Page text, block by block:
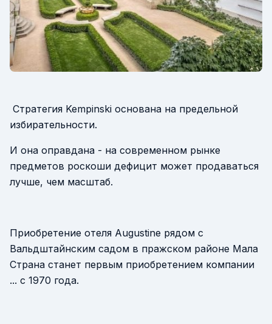
Стратегия Kempinski основана на предельной
избирательности.
И она оправдана - на современном рынке
предметов роскоши дефицит может продаваться
лучше, чем масштаб.
Приобретение отеля Augustine рядом с
Вальдштайнским садом в пражском районе Мала
Страна станет первым приобретением компании
... с 1970 года.